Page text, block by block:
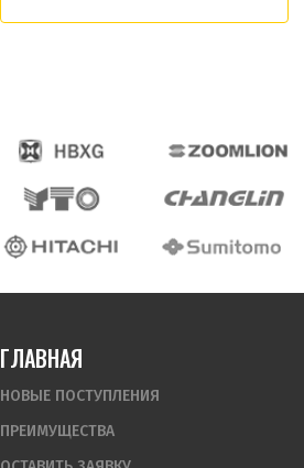
ГЛАВНАЯ
НОВЫЕ ПОСТУПЛЕНИЯ
ПРЕИМУЩЕСТВА